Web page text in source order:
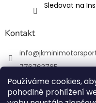
Používáme cookies,
pohodlné prohlížení
Sledovat na
Kontakt
info@
776763765
JK MINI Motorsport
JKMiniMotorsport.cz